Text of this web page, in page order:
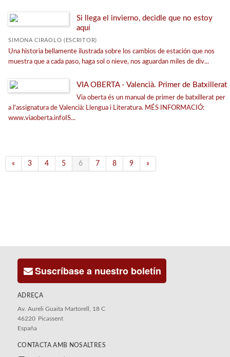
Si llega el invierno, decidle que no estoy
aquí
SIMONA CIRAOLO (ESCRITOR)
Una historia bellamente ilustrada sobre los cambios de estación que nos
muestra que a cada paso, haga sol o nieve, nos aguardan miles de div...
VIA OBERTA - Valencià. Primer de Batxillerat
Via oberta és un manual de primer de batxillerat per
a l'assignatura de Valencià: Llengua i Literatura. MÉS INFORMACIÓ:
www.viaoberta.infoIS...
« 3 4 5 6 7 8 9 »
Suscríbase a nuestro boletín
ADREÇA
Av. Aureli Guaita Martorell, 18 C
46220 Picassent
España
CONTACTA AMB NOSALTRES